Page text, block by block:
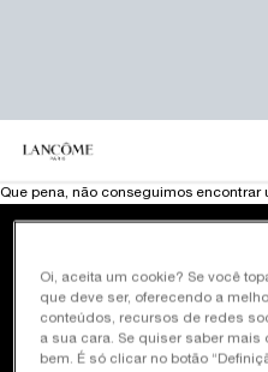
Main content
Que pena, não conseguimos encontrar
Site oficial
Oi, aceita um cookie? Se você
que deve ser, oferecendo a
conteúdos, recursos de redes
a sua cara. Se quiser saber
bem. É só clicar no botão